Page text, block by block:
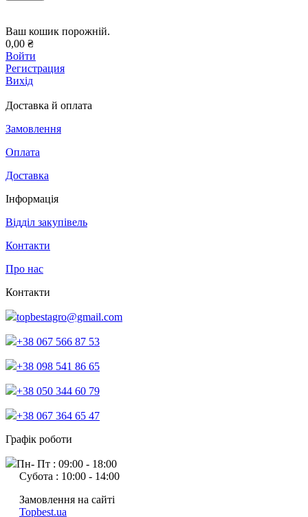
Ваш кошик порожній.
0,00 ₴
Войти
Регистрация
Вихід
Доставка й оплата
Замовлення
Оплата
Доставка
Інформація
Відділ закупівель
Контакти
Про нас
Контакти
topbestagro@gmail.com
+38 067 566 87 53
+38 098 541 86 65
+38 050 344 60 79
+38 067 364 65 47
Графік роботи
Пн- Пт : 09:00 - 18:00
Субота : 10:00 - 14:00
Замовлення на сайті
Topbest.ua